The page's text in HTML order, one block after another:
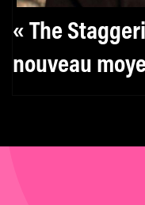
« The
nouveau